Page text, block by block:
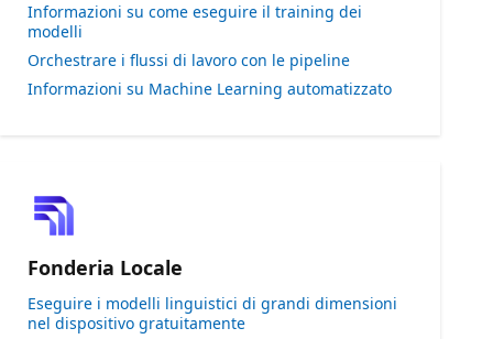
Informazioni su come eseguire il training dei
modelli
Orchestrare i flussi di lavoro con le pipeline
Informazioni su Machine Learning automatizzato
Fonderia Locale
Eseguire i modelli linguistici di grandi dimensioni
nel dispositivo gratuitamente